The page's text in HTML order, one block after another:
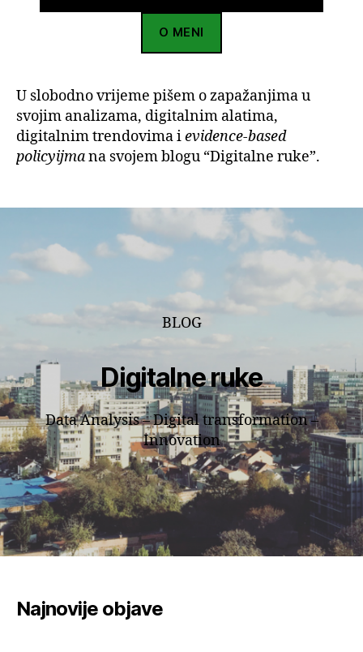
O MENI
U slobodno vrijeme pišem o zapažanjima u
svojim analizama, digitalnim alatima,
digitalnim trendovima ievidence-based
policyijmana svojem blogu “Digitalne ruke”.
BLOG
Digitalne ruke
Data Analysis – Digital transformation –
Innovation
Najnovije objave